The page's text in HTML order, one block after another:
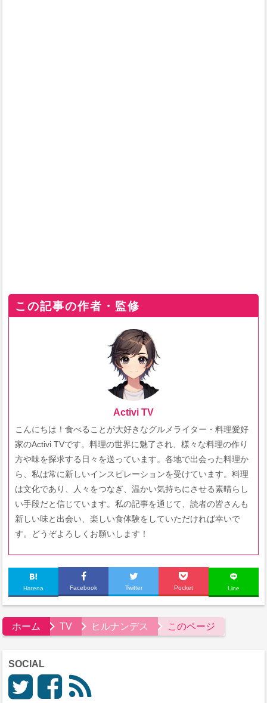
この記事の作者・監修
Activi TV
こんにちは！食べることが大好きなグルメライター・料理愛好
家のActivi TVです。料理の世界に魅了され、様々な料理の作り
方や味を探求する日々を送っています。各地で出会った料理か
ら、私は常に新しいインスピレーションを受けています。料理
は文化であり、人々をつなぎ、温かい気持ちにさせる素晴らし
い手段だと信じています。私の記事を通じて、読者の皆さんも
新しい味と出会い、楽しい食体験をしていただければ幸いで
す。どうぞよろしくお願いします！
Hatena Facebook Twitter Pocket Line
ホーム TV ヒルナンデス このページ
SOCIAL